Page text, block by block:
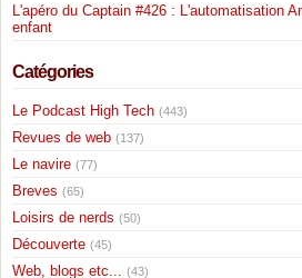
L'apéro du Captain #426 : L'automatisation
enfant
Catégories
Le Podcast High Tech (443)
Revues de web (137)
Le navire (77)
Breves (65)
Loisirs de nerds (50)
Découverte (45)
Web, blogs etc... (43)